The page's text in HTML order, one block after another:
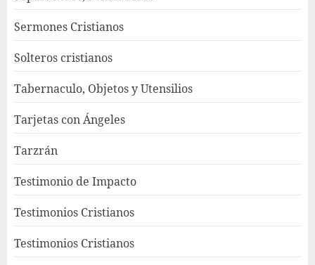
Sermones Cristianos
Solteros cristianos
Tabernaculo, Objetos y Utensilios
Tarjetas con Ángeles
Tarzrán
Testimonio de Impacto
Testimonios Cristianos
Testimonios Cristianos